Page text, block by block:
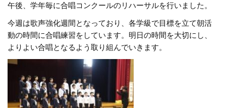
午後、学年毎に合唱コンクールのリハーサルを行いました。
今週は歌声強化週間となっており、各学級で目標を立て朝活
動の時間に合唱練習をしています。明日の時間を大切にし、
よりよい合唱となるよう取り組んでいきます。